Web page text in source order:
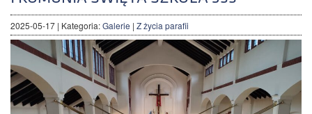
2025-05-17 | Kategoria:Galerie | Z życia parafii